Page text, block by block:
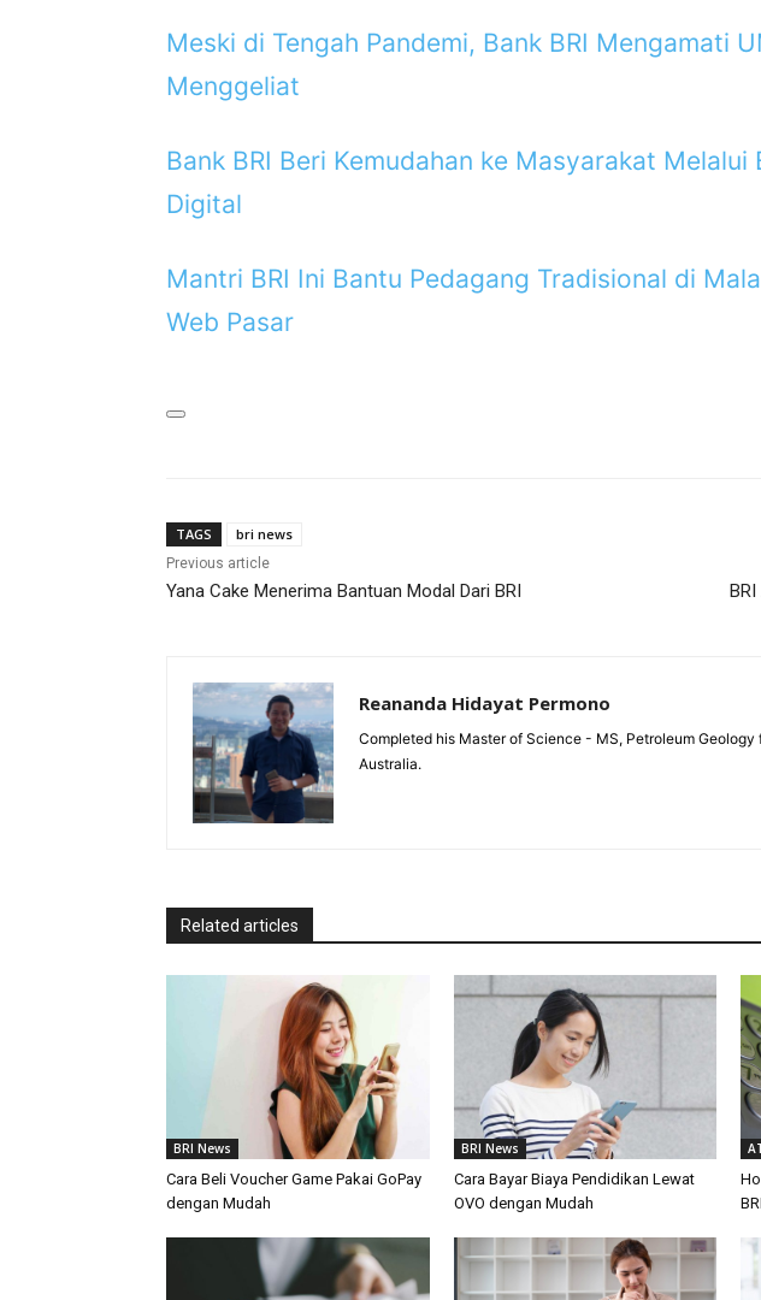
Meski di Tengah Pandemi, Bank BRI Mengamati
Menggeliat
Bank BRI Beri Kemudahan ke Masyarakat Melalui
Digital
Mantri BRI Ini Bantu Pedagang Tradisional di
Web Pasar
TAGS bri news
Previous article
Yana Cake Menerima Bantuan Modal Dari BRI
Reananda Hidayat Permono
Completed his Master of Science - MS, Petroleum Geology
Australia.
Related articles
BRI News
Cara Beli Voucher Game Pakai GoPay
dengan Mudah
BRI News
Cara Bayar Biaya Pendidikan Lewat
OVO dengan Mudah